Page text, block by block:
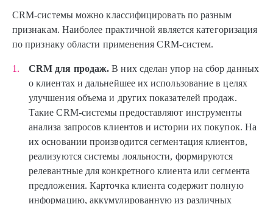
CRM-системы можно классифицировать по разным
признакам. Наиболее практичной является категоризация
по признаку области применения CRM-систем.
CRM для продаж. В них сделан упор на сбор данных
о клиентах и дальнейшее их использование в целях
улучшения объема и других показателей продаж.
Такие CRM-системы предоставляют инструменты
анализа запросов клиентов и истории их покупок. На
их основании производится сегментация клиентов,
реализуются системы лояльности, формируются
релевантные для конкретного клиента или сегмента
предложения. Карточка клиента содержит полную
информацию, аккумулированную из различных